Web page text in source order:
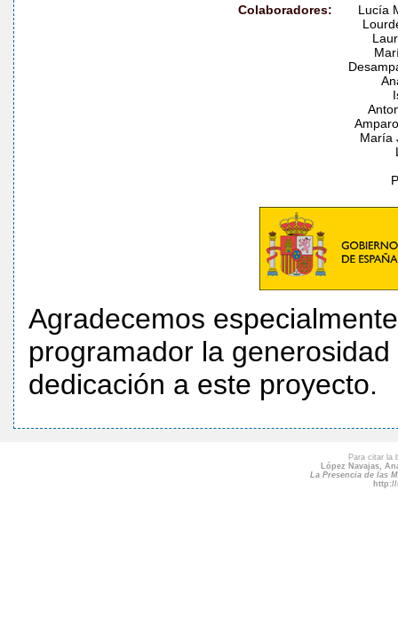
Colaboradores:
Lucía
María
Agradecemos
programador la
dedicación a este proyecto.
Para citar la
López Navajas,
La Presencia de las